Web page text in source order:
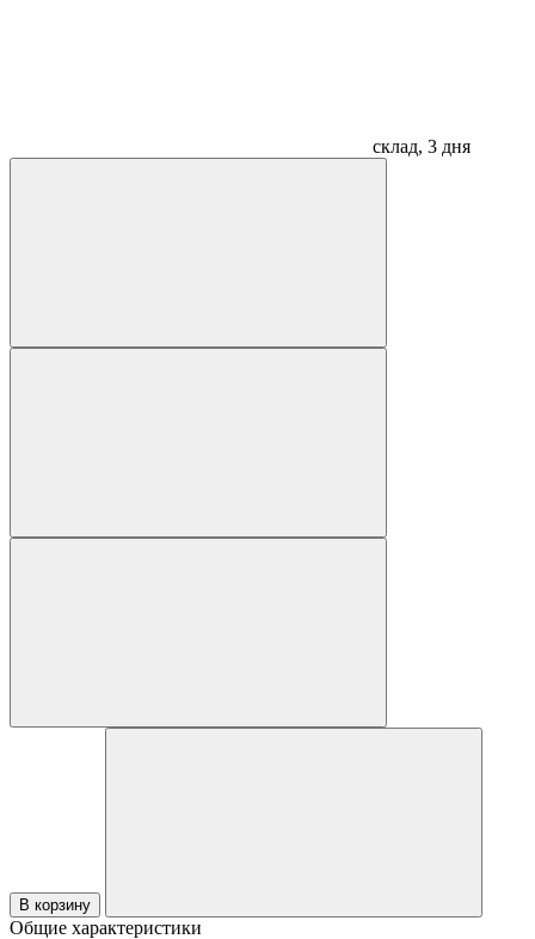
склад, 3 дня
В корзину
Общие характеристики